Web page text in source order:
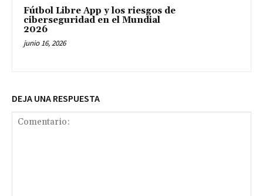
Fútbol Libre App y los riesgos de
ciberseguridad en el Mundial
2026
junio 16, 2026
DEJA UNA RESPUESTA